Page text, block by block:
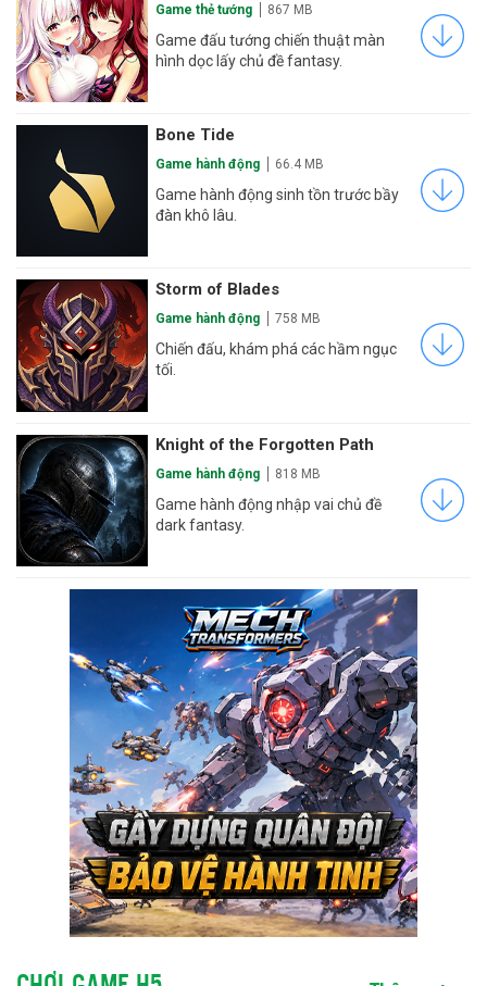
Game thẻ tướng 867 MB
Game đấu tướng chiến thuật màn
hình dọc lấy chủ đề fantasy.
Bone Tide
Game hành động 66.4 MB
Game hành động sinh tồn trước bầy
đàn khô lâu.
Storm of Blades
Game hành động 758 MB
Chiến đấu, khám phá các hầm ngục
tối.
Knight of the Forgotten Path
Game hành động 818 MB
Game hành động nhập vai chủ đề
dark fantasy.